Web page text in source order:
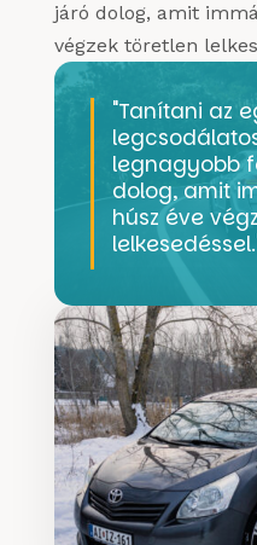
járó dolog, amit
végzek töretlen
"Tanítani az
legnagyobb
dolog, amit
húsz éve